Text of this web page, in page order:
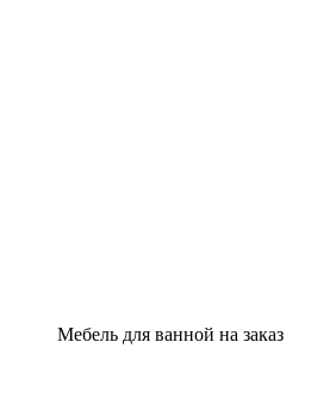
Мебель для ванной на заказ